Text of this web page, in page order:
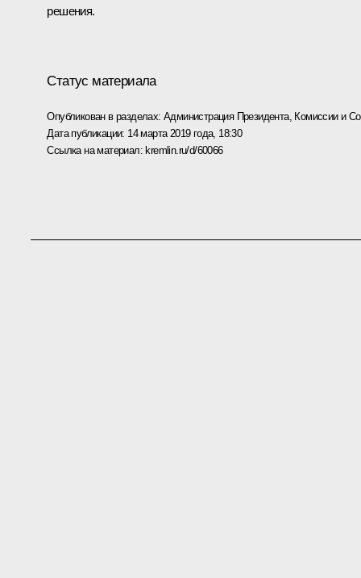
решения.
Статус материала
Опубликован в разделах: Администрация Президента, Комиссии и
Дата публикации: 14 марта 2019 года, 18:30
Ссылка на материал: kremlin.ru/d/60066